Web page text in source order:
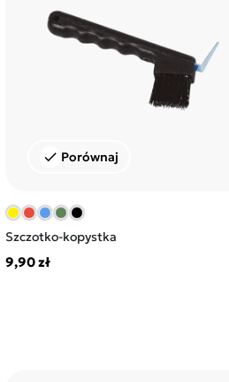
check Porównaj
Szczotko-kopystka
9,90 zł